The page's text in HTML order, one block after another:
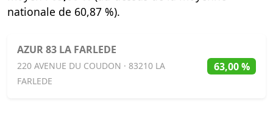
nationale de 60,87 %).
AZUR 83 LA FARLEDE
220 AVENUE DU COUDON · 83210 LA
FARLEDE
63,00 %